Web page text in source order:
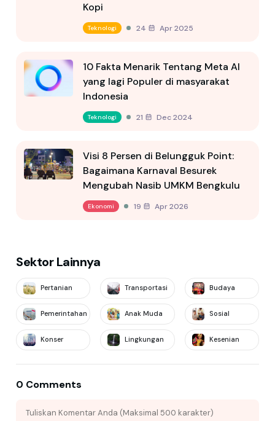
Kopi
Teknologi 24 Apr 2025
10 Fakta Menarik Tentang Meta AI
yang lagi Populer di masyarakat
Indonesia
Teknologi 21 Dec 2024
Visi 8 Persen di Belungguk Point:
Bagaimana Karnaval Besurek
Mengubah Nasib UMKM Bengkulu
Ekonomi 19 Apr 2026
Sektor Lainnya
Pertanian Transportasi Budaya
Pemerintahan Anak Muda Sosial
Konser Lingkungan Kesenian
0 Comments